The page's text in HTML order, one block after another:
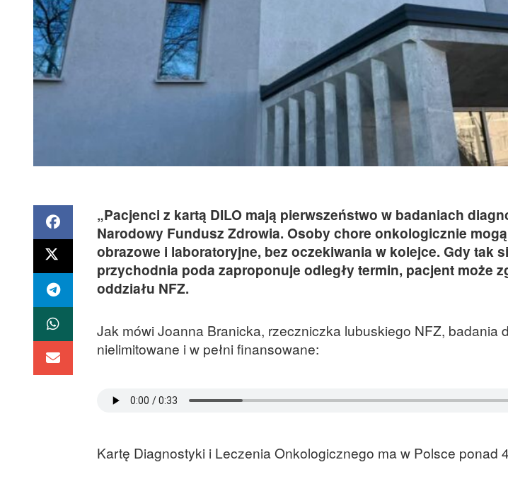
„Pacjenci z kartą DILO mają pierwszeństwo w badaniach
Narodowy Fundusz Zdrowia. Osoby chore onkologicznie
obrazowe i laboratoryjne, bez oczekiwania w kolejce. Gdy tak
przychodnia poda zaproponuje odległy termin, pacjent może
oddziału NFZ.
Jak mówi Joanna Branicka, rzeczniczka lubuskiego NFZ, badania
nielimitowane i w pełni finansowane:
Kartę Diagnostyki i Leczenia Onkologicznego ma w Polsce ponad